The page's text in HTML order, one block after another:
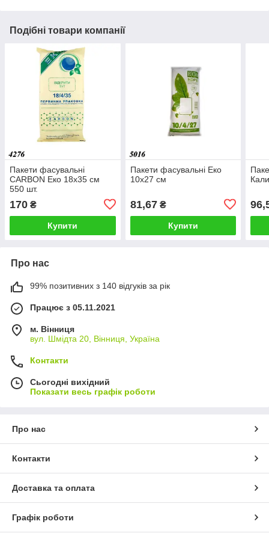
Подібні товари компанії
Пакети фасувальні
CARBON Еко 18х35 см
550 шт.
170 ₴
Купити
Пакети фасувальні Еко
10х27 см
81,67₴
Купити
Про нас
99% позитивних з 140 відгуків за рік
Працює з 05.11.2021
м. Вінниця
вул. Шмідта 20, Вінниця, Україна
Контакти
Сьогодні вихідний
Показати весь графік роботи
Про нас
Контакти
Доставка та оплата
Графік роботи